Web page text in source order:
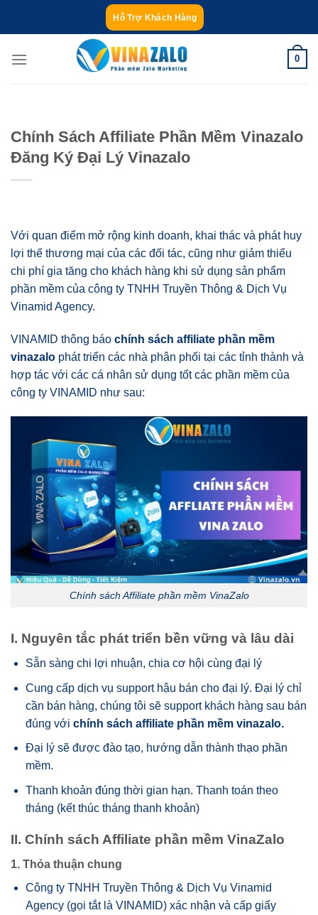
dung
Hỗ Trợ Khách Hàng
0
Chính Sách Affiliate Phần Mềm Vinazalo
Đăng Ký Đại Lý Vinazalo
Với quan điểm mở rộng kinh doanh, khai thác và phát huy
lợi thế thương mại của các đối tác, cũng như giảm thiểu
chi phí gia tăng cho khách hàng khi sử dụng sản phẩm
phần mềm của công ty TNHH Truyền Thông & Dịch Vụ
Vinamid Agency.
VINAMID thông báo chính sách affiliate phần mềm
vinazalo phát triển các nhà phân phối tại các tỉnh thành và
hợp tác với các cá nhân sử dụng tốt các phần mềm của
công ty VINAMID như sau:
Chính sách Affiliate phần mềm VinaZalo
I. Nguyên tắc phát triển bền vững và lâu dài
Sẵn sàng chi lợi nhuận, chia cơ hội cùng đại lý
Cung cấp dịch vụ support hậu bán cho đại lý. Đại lý chỉ
cần bán hàng, chúng tôi sẽ support khách hàng sau bán
đúng với chính sách affiliate phần mềm vinazalo.
Đại lý sẽ được đào tạo, hướng dẫn thành thạo phần
mềm.
Thanh khoản đúng thời gian hạn. Thanh toán theo
tháng (kết thúc tháng thanh khoản)
II. Chính sách Affiliate phần mềm VinaZalo
1. Thỏa thuận chung
Công ty TNHH Truyền Thông & Dịch Vụ Vinamid
Agency (gọi tắt là VINAMID) xác nhận và cấp giấy